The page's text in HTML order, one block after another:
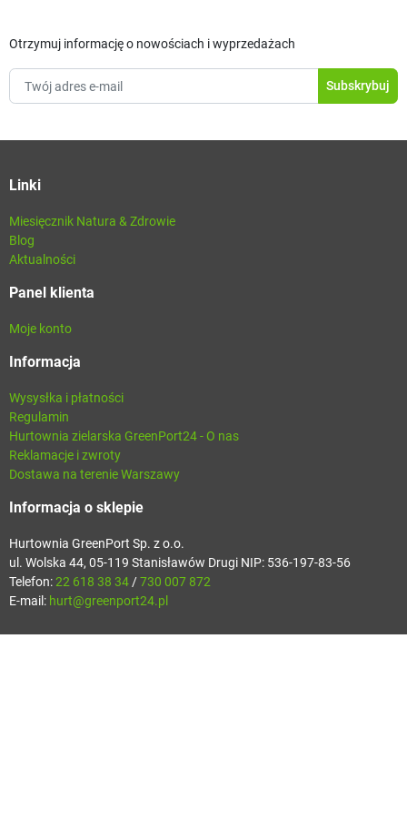
Otrzymuj informację o nowościach i wyprzedażach
Linki
Miesięcznik Natura & Zdrowie
Blog
Aktualności
Panel klienta
Moje konto
Informacja
Wysysłka i płatności
Regulamin
Hurtownia zielarska GreenPort24 - O nas
Reklamacje i zwroty
Dostawa na terenie Warszawy
Informacja o sklepie
Hurtownia GreenPort Sp. z o.o.
ul. Wolska 44, 05-119 Stanisławów Drugi NIP: 536-197-83-56
Telefon:22 618 38 34/730 007 872
E-mail: hurt@greenport24.pl